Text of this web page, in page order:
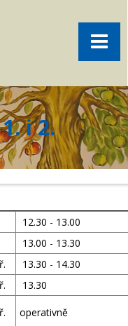
i 2.
12.30 - 13.00
13.00 - 13.30
13.30 - 14.30
13.30
operativně